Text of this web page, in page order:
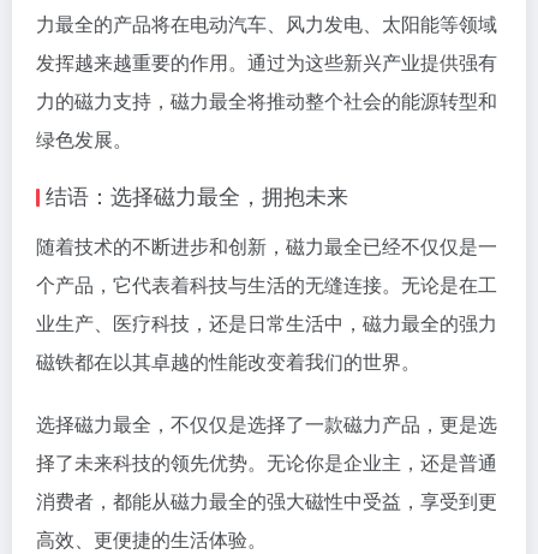
力最全的产品将在电动汽车、风力发电、太阳能等领域
发挥越来越重要的作用。通过为这些新兴产业提供强有
力的磁力支持，磁力最全将推动整个社会的能源转型和
绿色发展。
结语：选择磁力最全，拥抱未来
随着技术的不断进步和创新，磁力最全已经不仅仅是一
个产品，它代表着科技与生活的无缝连接。无论是在工
业生产、医疗科技，还是日常生活中，磁力最全的强力
磁铁都在以其卓越的性能改变着我们的世界。
选择磁力最全，不仅仅是选择了一款磁力产品，更是选
择了未来科技的领先优势。无论你是企业主，还是普通
消费者，都能从磁力最全的强大磁性中受益，享受到更
高效、更便捷的生活体验。